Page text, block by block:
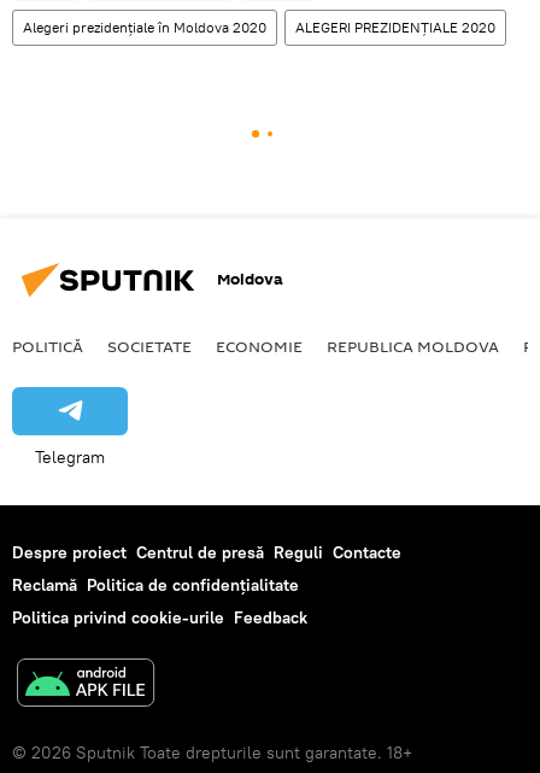
Alegeri prezidențiale în Moldova 2020 ALEGERI PREZIDENȚIALE 2020
Moldova
POLITICĂ SOCIETATE ECONOMIE REPUBLICA MOLDOVA
Telegram
Despre proiect Centrul de presă Reguli Contacte
Reclamă Politica de confidențialitate
Politica privind cookie-urile Feedback
© 2026 Sputnik Toate drepturile sunt garantate. 18+